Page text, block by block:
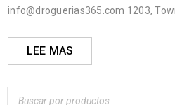
info@droguerias365.com 1203,
LEE MAS